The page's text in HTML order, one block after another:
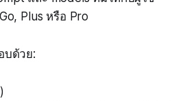
Plus หรือ Pro
บด้วย: